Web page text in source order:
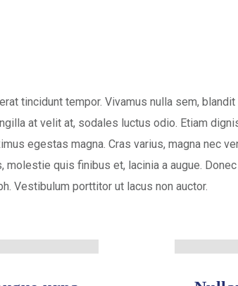
tincidunt tempor. Vivamus nulla sem,
at velit at, sodales luctus odio. Etiam
egestas magna. Cras varius, magna nec
quis finibus et, lacinia a augue.
Vestibulum porttitor ut lacus non auctor.